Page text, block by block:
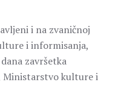
i na zvaničnoj
i informisanja,
završetka
Ministarstvo kulture i